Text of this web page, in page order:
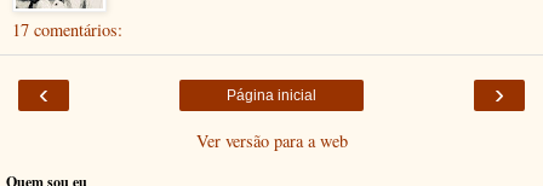
17 comentários:
‹ ›
Página inicial
Ver versão para a web
Quem sou eu